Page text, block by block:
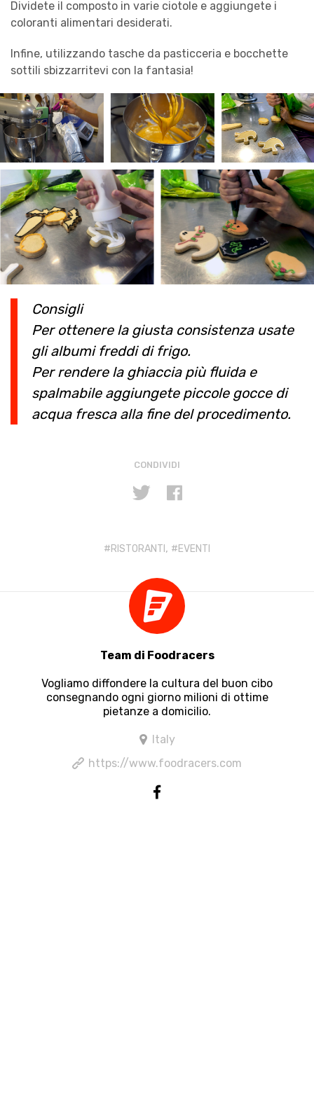
Dividete il composto in varie ciotole e aggiungete i
coloranti alimentari desiderati.
Infine, utilizzando tasche da pasticceria e bocchette
sottili sbizzarritevi con la fantasia!
Consigli
Per ottenere la giusta consistenza usate
gli albumi freddi di frigo.
Per rendere la ghiaccia più fluida e
spalmabile aggiungete piccole gocce di
acqua fresca alla fine del procedimento.
CONDIVIDI
RISTORANTI , EVENTI
Team di Foodracers
Vogliamo diffondere la cultura del buon cibo
consegnando ogni giorno milioni di ottime
pietanze a domicilio.
Italy
https://www.foodracers.com